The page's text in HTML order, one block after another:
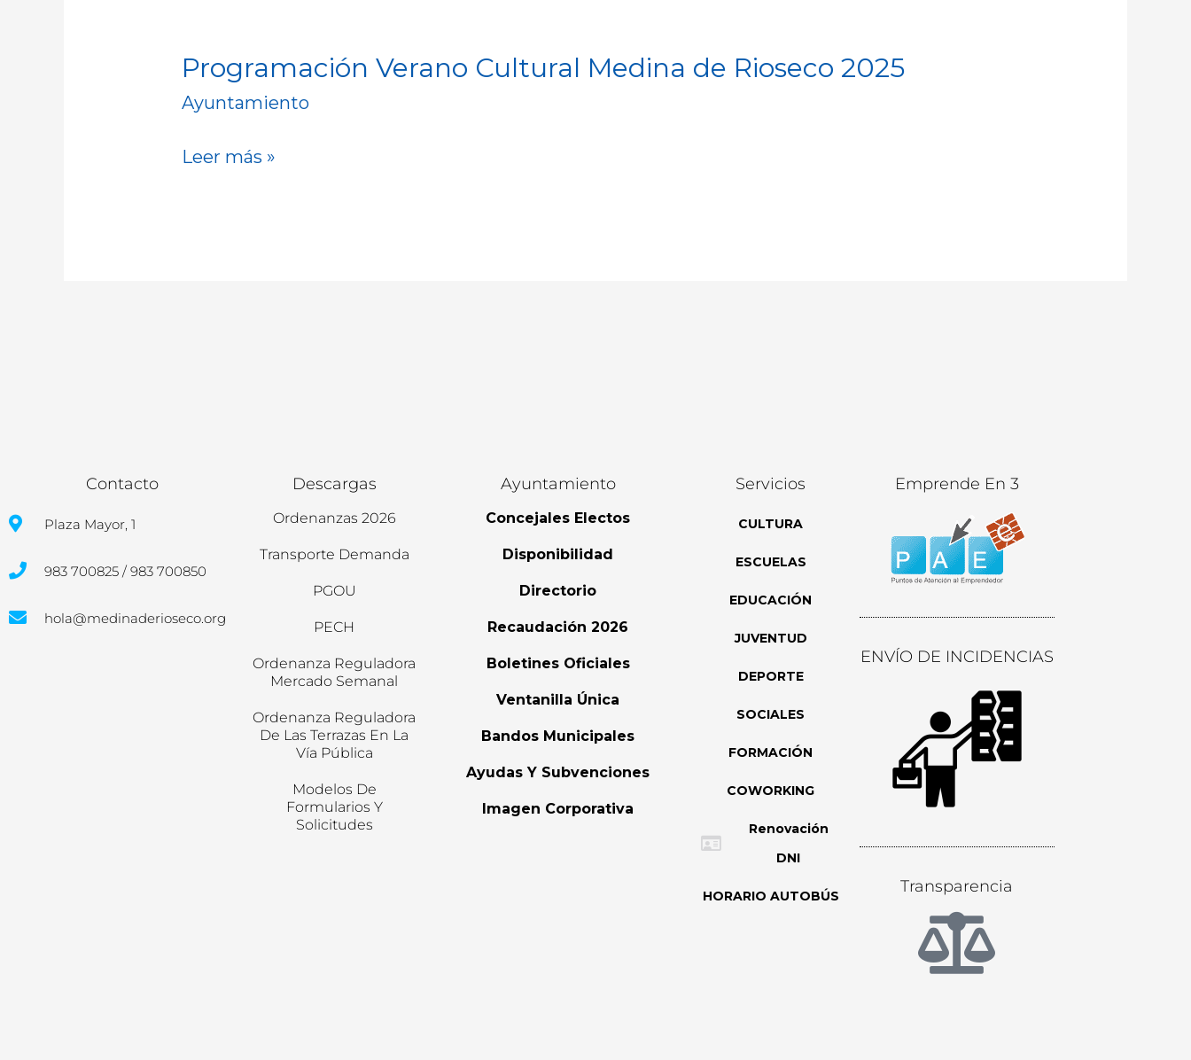
Programación Verano Cultural Medina de Rioseco 2025
Ayuntamiento
Programación
Verano
Medina
Leer más »
Contacto
Plaza Mayor, 1
983 700825 / 983 700850
hola@medinaderioseco.org
Descargas
Ordenanzas 2026
Transporte Demanda
PGOU
PECH
Ordenanza Reguladora
Mercado Semanal
Ordenanza Reguladora
De Las Terrazas En La
Vía Pública
Modelos De
Formularios Y
Solicitudes
Ayuntamiento
Concejales Electos
Disponibilidad
Directorio
Recaudación 2026
Boletines Oficiales
Ventanilla Única
Bandos Municipales
Ayudas Y Subvenciones
Imagen Corporativa
Servicios
CULTURA
ESCUELAS
EDUCACIÓN
JUVENTUD
DEPORTE
SOCIALES
FORMACIÓN
COWORKING
Renovación
DNI
HORARIO AUTOBÚS
Emprende En 3
ENVÍO DE INCIDENCIAS
Transparencia